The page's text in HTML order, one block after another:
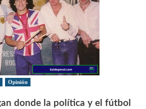
Opinión
donde la política y el fútbol